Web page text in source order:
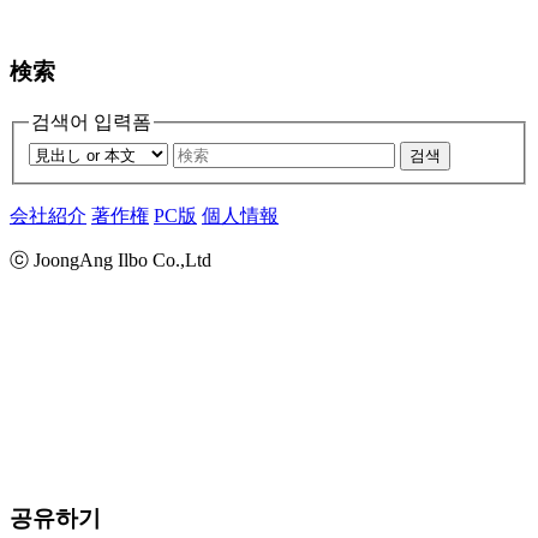
検索
검색어 입력폼
검색
会社紹介 著作権 PC版 個人情報
ⓒ JoongAng Ilbo Co.,Ltd
공유하기